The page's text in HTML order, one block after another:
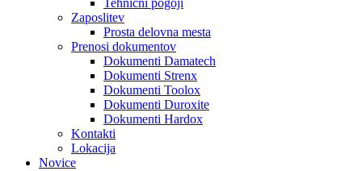
Tehnični pogoji
Zaposlitev
Prosta delovna mesta
Prenosi dokumentov
Dokumenti Damatech
Dokumenti Strenx
Dokumenti Toolox
Dokumenti Duroxite
Dokumenti Hardox
Kontakti
Lokacija
Novice